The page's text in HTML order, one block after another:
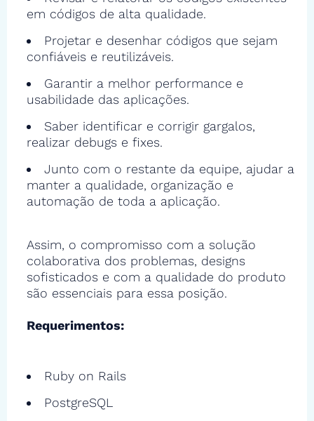
em códigos de alta qualidade.
Projetar e desenhar códigos que sejam
confiáveis e reutilizáveis.
Garantir a melhor performance e
usabilidade das aplicações.
Saber identificar e corrigir gargalos,
realizar debugs e fixes.
Junto com o restante da equipe, ajudar a
manter a qualidade, organização e
automação de toda a aplicação.
Assim, o compromisso com a solução
colaborativa dos problemas, designs
sofisticados e com a qualidade do produto
são essenciais para essa posição.
Requerimentos:
Ruby on Rails
PostgreSQL